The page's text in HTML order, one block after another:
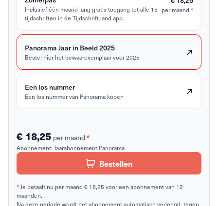
Inclusief één maand lang gratis toegang tot alle 15
tijdschriften in de Tijdschrift.land app.
per maand *
Panorama Jaar in Beeld 2025
Bestel hier het bewaarexemplaar voor 2025
Een los nummer
Een los nummer van Panorama kopen
€ 18,25 per maand *
Abonnement: Jaarabonnement Panorama
Bestellen
*Je betaalt nu per maand € 18,25 voor een abonnement van 12
maanden.
Na deze periode wordt het abonnement automatisch verlengd, tegen